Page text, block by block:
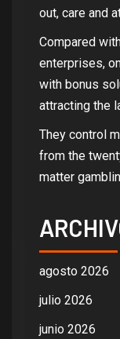
out, care and
Compared
enterprises,
with bonus
attracting the
They control
from the
matter
agosto 2026
julio 2026
junio 2026